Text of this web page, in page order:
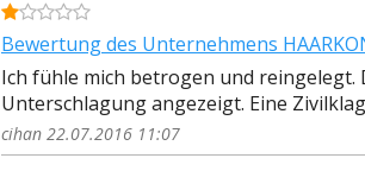
Bewertung des Unternehmens
Ich fühle mich betrogen und reingelegt.
Unterschlagung angezeigt. Eine
cihan 22.07.2016 11:07